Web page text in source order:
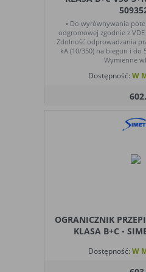
oglądalności
zrozumieć
i poprzez
produkty i
witryny lub
anonimowo
dane na
E. Rodzaje cookies ze
- potrzebne do
funkcjonalności
działanie nie ma
• Do wyrównywania
odgromowej zgodnie z VDE
Zdolność odprowadzania
kA (10/350) na biegun i do
Wymienne
Dostępność: W
OGRANICZNIK
KLASA B+C -
Dostępność: W